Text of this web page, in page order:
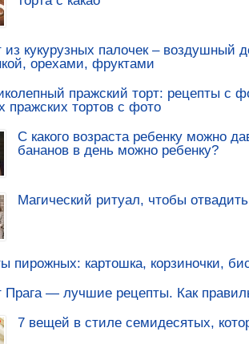
из кукурузных палочек – воздушный
орехами, фруктами
пражский торт: рецепты с
пражских тортов с фото
С какого возраста ребенку можно
бананов в день можно ребенку?
Магический ритуал, чтобы
пирожных: картошка, корзиночки,
Прага — лучшие рецепты. Как
7 вещей в стиле семидесятых,